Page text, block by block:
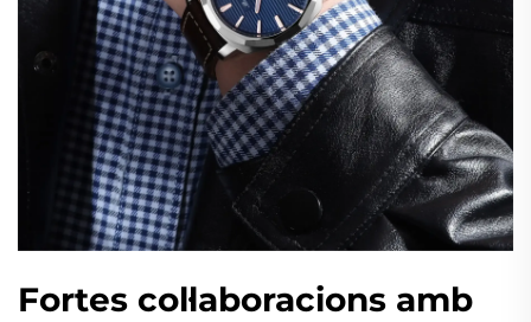
Fortes col·laboracions amb